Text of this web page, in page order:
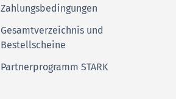
Zahlungsbedingungen
Gesamtverzeichnis und
Bestellscheine
Partnerprogramm STARK